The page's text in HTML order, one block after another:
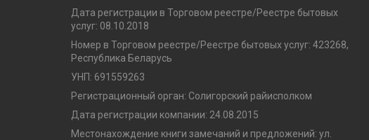
Дата регистрации в Торговом реестре/Реестре бытовых
услуг: 08.10.2018
Номер в Торговом реестре/Реестре бытовых услуг: 423268,
Республика Беларусь
УНП: 691559263
Регистрационный орган: Солигорский райисполком
Дата регистрации компании: 24.08.2015
Местонахождение книги замечаний и предложений: ул.